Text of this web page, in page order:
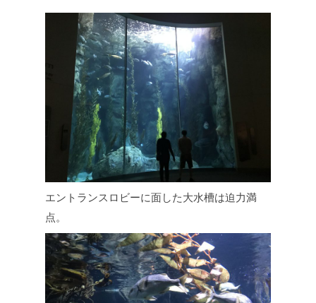
エントランスロビーに面した大水槽は迫力満
点。